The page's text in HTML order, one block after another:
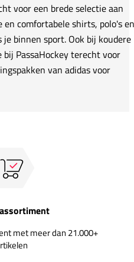
voor een brede selectie aan
en comfortabele shirts, polo's en
binnen sport. Ook bij koudere
PassaHockey terecht voor
van adidas voor
met meer dan 21.000+